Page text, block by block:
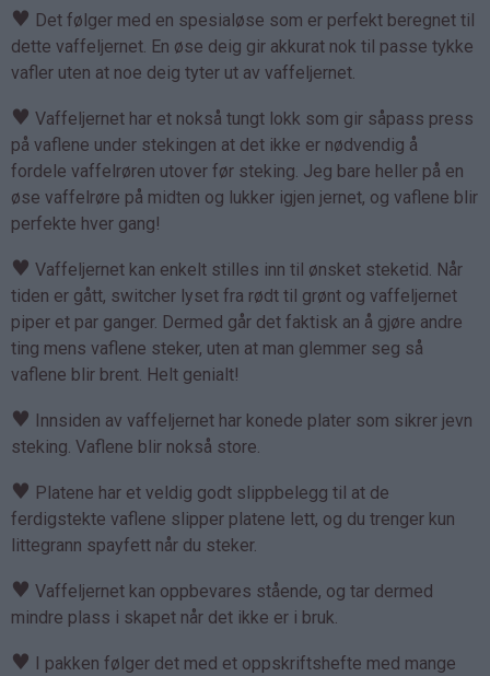
♥ Det følger med en spesialøse som er perfekt beregnet til
dette vaffeljernet. En øse deig gir akkurat nok til passe tykke
vafler uten at noe deig tyter ut av vaffeljernet.
♥ Vaffeljernet har et nokså tungt lokk som gir såpass press
på vaflene under stekingen at det ikke er nødvendig å
fordele vaffelrøren utover før steking. Jeg bare heller på en
øse vaffelrøre på midten og lukker igjen jernet, og vaflene blir
perfekte hver gang!
♥ Vaffeljernet kan enkelt stilles inn til ønsket steketid. Når
tiden er gått, switcher lyset fra rødt til grønt og vaffeljernet
piper et par ganger. Dermed går det faktisk an å gjøre andre
ting mens vaflene steker, uten at man glemmer seg så
vaflene blir brent. Helt genialt!
♥ Innsiden av vaffeljernet har konede plater som sikrer jevn
steking. Vaflene blir nokså store.
♥ Platene har et veldig godt slippbelegg til at de
ferdigstekte vaflene slipper platene lett, og du trenger kun
littegrann spayfett når du steker.
♥ Vaffeljernet kan oppbevares stående, og tar dermed
mindre plass i skapet når det ikke er i bruk.
♥ I pakken følger det med et oppskriftshefte med mange